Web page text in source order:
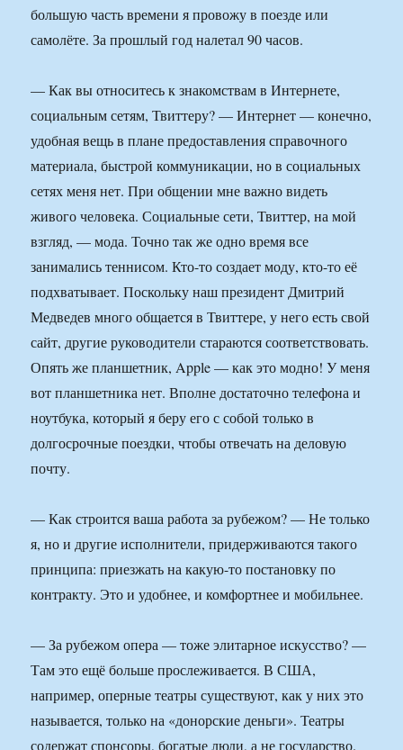
большую часть времени я провожу в поезде или
самолёте. За прошлый год налетал 90 часов.
— Как вы относитесь к знакомствам в Интернете,
социальным сетям, Твиттеру? — Интернет — конечно,
удобная вещь в плане предоставления справочного
материала, быстрой коммуникации, но в социальных
сетях меня нет. При общении мне важно видеть
живого человека. Социальные сети, Твиттер, на мой
взгляд, — мода. Точно так же одно время все
занимались теннисом. Кто-то создает моду, кто-то её
подхватывает. Поскольку наш президент Дмитрий
Медведев много общается в Твиттере, у него есть свой
сайт, другие руководители стараются соответствовать.
Опять же планшетник, Apple — как это модно! У меня
вот планшетника нет. Вполне достаточно телефона и
ноутбука, который я беру его с собой только в
долгосрочные поездки, чтобы отвечать на деловую
почту.
— Как строится ваша работа за рубежом? — Не только
я, но и другие исполнители, придерживаются такого
принципа: приезжать на какую-то постановку по
контракту. Это и удобнее, и комфортнее и мобильнее.
— За рубежом опера — тоже элитарное искусство? —
Там это ещё больше прослеживается. В США,
например, оперные театры существуют, как у них это
называется, только на «донорские деньги». Театры
содержат спонсоры, богатые люди, а не государство.